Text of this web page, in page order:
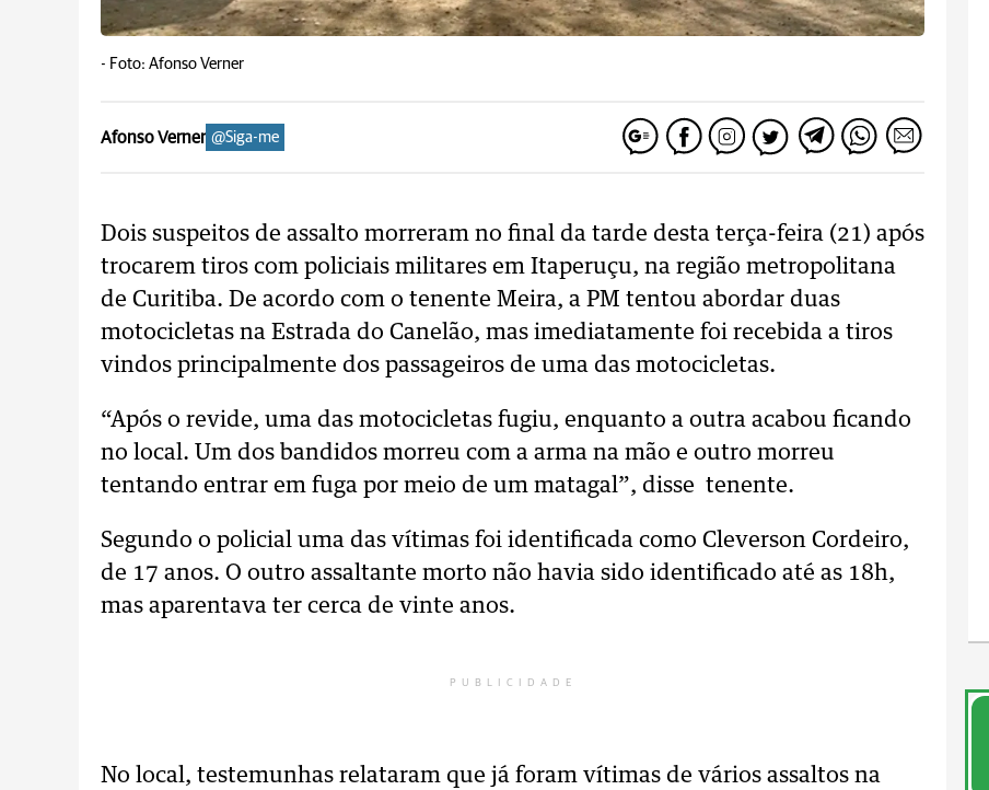
- Foto: Afonso Verner
Afonso Verner @Siga-me
Dois suspeitos de assalto morreram no final da tarde desta terça-feira (21) após
trocarem tiros com policiais militares em Itaperuçu, na região metropolitana
de Curitiba. De acordo com o tenente Meira, a PM tentou abordar duas
motocicletas na Estrada do Canelão, mas imediatamente foi recebida a tiros
vindos principalmente dos passageiros de uma das motocicletas.
“Após o revide, uma das motocicletas fugiu, enquanto a outra acabou ficando
no local. Um dos bandidos morreu com a arma na mão e outro morreu
tentando entrar em fuga por meio de um matagal”, disse tenente.
Segundo o policial uma das vítimas foi identificada como Cleverson Cordeiro,
de 17 anos. O outro assaltante morto não havia sido identificado até as 18h,
mas aparentava ter cerca de vinte anos.
PUBLICIDADE
No local, testemunhas relataram que já foram vítimas de vários assaltos na